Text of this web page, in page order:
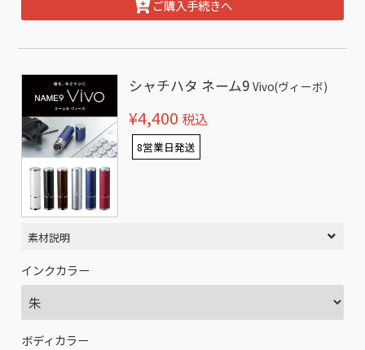
ご購入手続きへ
シャチハタ ネーム9Vivo(ヴィーボ)
¥4,400 税込
8営業日発送
素材説明
インクカラー
ボディカラー